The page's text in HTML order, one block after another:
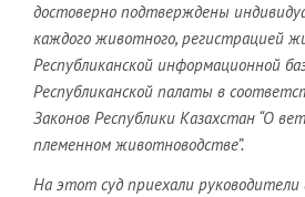
достоверно подтверждены
каждого животного, регистрацией
Республиканской информационной
Республиканской палаты в
Законов Республики Казахстан “О
племенном животноводстве”.
На этот суд приехали руководители